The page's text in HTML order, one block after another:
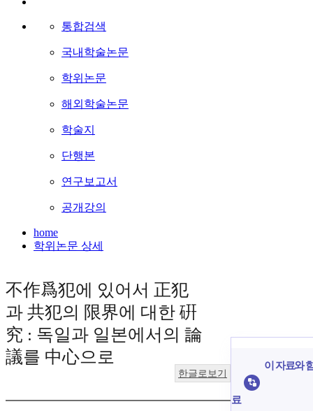
통합검색
국내학술논문
학위논문
해외학술논문
학술지
단행본
연구보고서
공개강의
home
학위논문 상세
不作爲犯에 있어서 正犯
과 共犯의 限界에 대한 硏
究 : 독일과 일본에서의 論
議를 中心으로
한글로보기
이 자료와
료